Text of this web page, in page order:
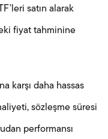
satın alarak
fiyat tahminine
karşı daha hassas
sözleşme süresi
performansı